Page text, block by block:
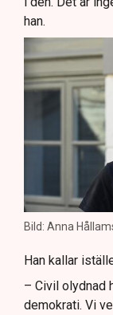
han.
Bild: Anna
Han kallar
– Civil olydnad
demokrati. Vi